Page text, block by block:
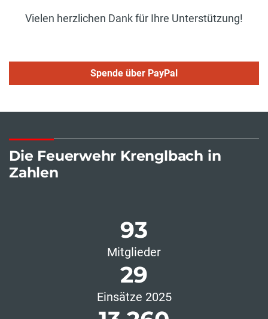
Vielen herzlichen Dank für Ihre Unterstützung!
Spende über PayPal
Die Feuerwehr Krenglbach in
Zahlen
93
Mitglieder
29
Einsätze 2025